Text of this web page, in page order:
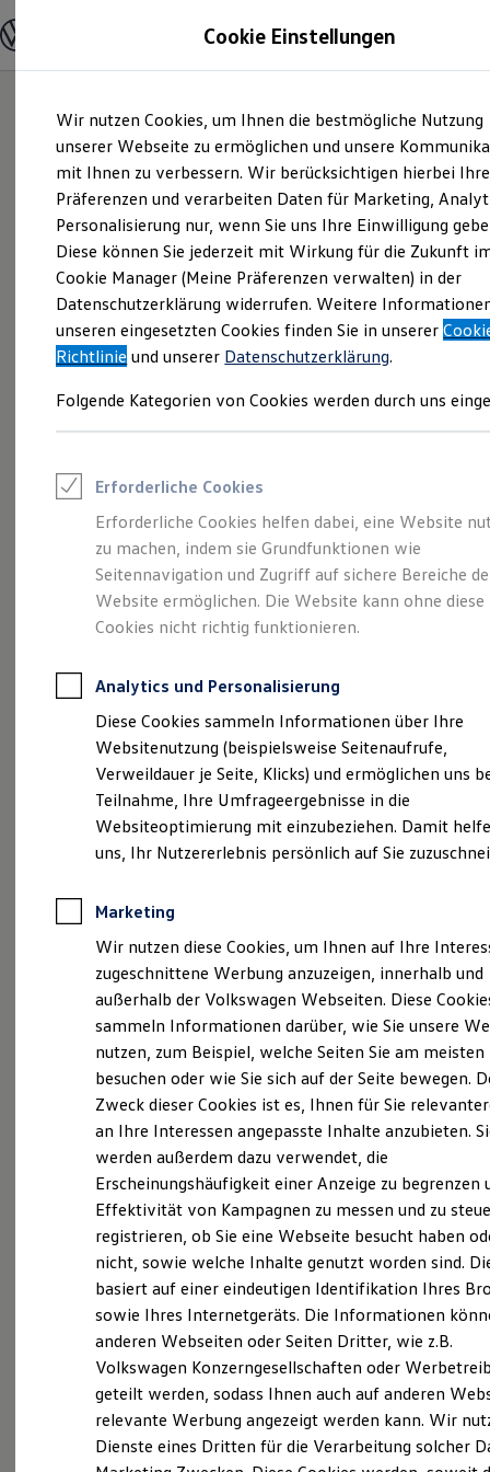
Hauptinhalt
springen
Footer
springen
Modelle und Konfigurator
Modelle vergleichen
Elektroautos
ENERGY Sondermodelle
Nutzfahrzeuge
SUV und CUV
Familienautos
Kombis
Kompaktwagen
Sportwagen
Schnell verfügbare Fahrzeuge
Angebote und Produkte
Aktuelle Angebote
E-Auto-Förderung
Volkswagen Marktplatz
Junge Gebrauchtwagen und Gebrauchtwagen
Saisonangebote
Leasing
Leasing-Angebote
Gebrauchtwagen Leasing
Junge Gebrauchtwagen-Leasing
Elektroauto Leasing
Kleinwagen-Leasing
Leasing ohne Anzahlung
Autokredit mit Schlussrate
Versicherungen und Garantien
Kfz-Versicherung
Restschuldversicherungen
Garantien
Wartungsverträge
Geschäftskunden
Professional Class bei Volkswagen
Großkunden
Behörden
Anpfiff zum Gewinn
Elektroautos
ID. Tutorials
Elektrofahrzeugkonzepte
Reichweite
Reichweite der ID. Modelle
Reichweite im Winter
Laden
Laden unterwegs
Laden Zuhause
Ladezeitensimulator
Batterie
Sicherheit
Garantie und Lebensdauer
Nachhaltigkeit
Technologie
Kosten und Kauf
Verbrauchskosten
Kaufoptionen
E-Auto-Förderung
Software und Konnektivität
Die ID. Software 6
ID. Software Versionen und Updates
Digitale Extras
Schnittstellen zu Ihrem ID.
Volkswagen Economy
Service Rabattaktion
Impressum & Rechtliches)
Was ist der Economy Service
und wer kann ihn nutzen?
Ältere Volkswagen haben einen anderen
Servicebedarf als neue Fahrzeuge. Der Economy
Service ist speziell für Volkswagen Modelle
entwickelt worden, die älter als vier Jahre sind. Er
bietet Ihnen ein vielfältiges Leistungsspektrum mit
zeitwertgerechtem Service und hoher
Ersatzteilqualität. Die Leistungen sind durch
Fachwissen, Volkswagen Teile und langjährige
Erfahrung genau auf Ihr Fahrzeug abgestimmt und
decken nahezu alle Services ab. Die Preise sind
speziell auf das Alter Ihres Fahrzeugs ausgelegt. Bei
der Durchführung der im Serviceplan
Cookie Einstellungen
Wir nutzen Cookies, um Ihnen die bestmögliche Nutzung
unserer Webseite zu ermöglichen und unsere
mit Ihnen zu verbessern. Wir berücksichtigen hierbei Ihre
Präferenzen und verarbeiten Daten für Marketing,
Personalisierung nur, wenn Sie uns Ihre Einwilligung
Diese können Sie jederzeit mit Wirkung für die Zukunft
Cookie Manager (Meine Präferenzen verwalten) in der
Datenschutzerklärung widerrufen. Weitere
unseren eingesetzten Cookies finden Sie in unserer
Richtlinie und unserer Datenschutzerklärung.
Folgende Kategorien von Cookies werden durch uns
Erforderliche Cookies
Erforderliche Cookies helfen dabei, eine Website
zu machen, indem sie Grundfunktionen wie
Seitennavigation und Zugriff auf sichere Bereiche
Website ermöglichen. Die Website kann ohne diese
Cookies nicht richtig funktionieren.
Analytics und Personalisierung
Diese Cookies sammeln Informationen über Ihre
Websitenutzung (beispielsweise Seitenaufrufe,
Verweildauer je Seite, Klicks) und ermöglichen uns
Teilnahme, Ihre Umfrageergebnisse in die
Websiteoptimierung mit einzubeziehen. Damit
uns, Ihr Nutzererlebnis persönlich auf Sie
Marketing
Wir nutzen diese Cookies, um Ihnen auf Ihre
zugeschnittene Werbung anzuzeigen, innerhalb und
außerhalb der Volkswagen Webseiten. Diese
sammeln Informationen darüber, wie Sie unsere
nutzen, zum Beispiel, welche Seiten Sie am meisten
besuchen oder wie Sie sich auf der Seite bewegen.
Zweck dieser Cookies ist es, Ihnen für Sie
an Ihre Interessen angepasste Inhalte anzubieten.
werden außerdem dazu verwendet, die
Erscheinungshäufigkeit einer Anzeige zu begrenzen
Effektivität von Kampagnen zu messen und zu
registrieren, ob Sie eine Webseite besucht haben
nicht, sowie welche Inhalte genutzt worden sind.
basiert auf einer eindeutigen Identifikation Ihres
sowie Ihres Internetgeräts. Die Informationen
anderen Webseiten oder Seiten Dritter, wie z.B.
Volkswagen Konzerngesellschaften oder
geteilt werden, sodass Ihnen auch auf anderen
relevante Werbung angezeigt werden kann. Wir
Dienste eines Dritten für die Verarbeitung solcher